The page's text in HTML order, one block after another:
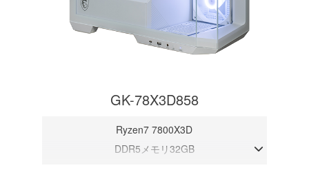
GK-78X3D858
Ryzen7 7800X3D
DDR5メモリ32GB